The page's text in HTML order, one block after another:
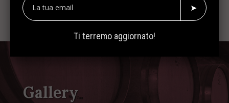
Gallery
➤
Ti terremo aggiornato!